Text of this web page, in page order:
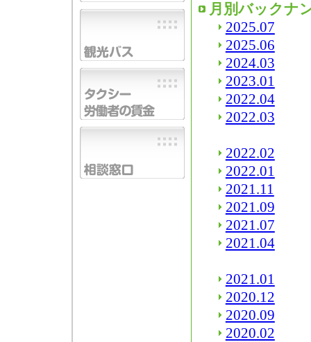
月別バックナ
2025.07
2025.06
2024.03
2023.01
2022.04
2022.03
2022.02
2022.01
2021.11
2021.09
2021.07
2021.04
2021.01
2020.12
2020.09
2020.02